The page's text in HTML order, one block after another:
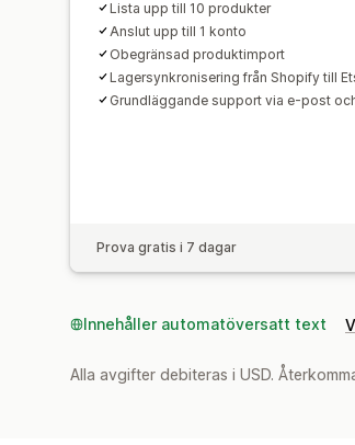
Lista upp till 10 produkter
Anslut upp till 1 konto
Obegränsad produktimport
Lagersynkronisering från Shopify till
Grundläggande support via e-post
Prova gratis i 7 dagar
Innehåller automatöversatt text
Alla avgifter debiteras i USD.